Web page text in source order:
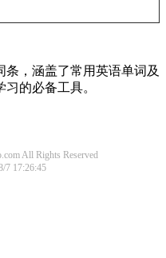
条，涵盖了常用英语单词及
的必备工具。
All Rights Reserved
7 17:26:45